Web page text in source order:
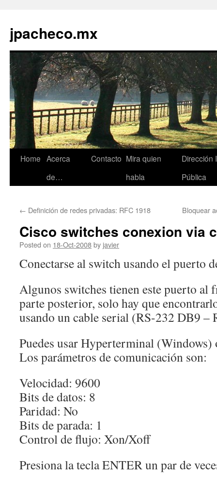
jpacheco.mx
Skip
Home Acerca
de…
Contacto Mira quien
habla
Dirección
Pública
← Definición de redes privadas: RFC 1918 Bloquear
Cisco switches conexion via
Posted on 18-Oct-2008by javier
Conectarse al switch usando el puerto
Algunos switches tienen este puerto al
parte posterior, solo hay que
usando un cable serial (RS-232 DB9 –
Puedes usar Hyperterminal
Los parámetros de comunicación son:
Velocidad: 9600
Bits de datos: 8
Paridad: No
Bits de parada: 1
Control de flujo: Xon/Xoff
Presiona la tecla ENTER un par de